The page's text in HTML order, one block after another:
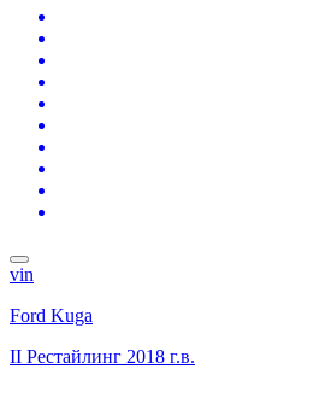
vin
Ford Kuga
II Рестайлинг 2018 г.в.